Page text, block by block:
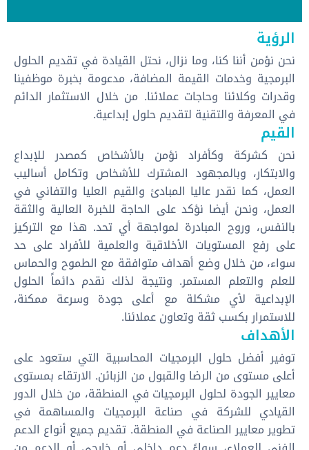
الرؤية
نحن نؤمن أننا كنا، وما نزال، نحتل القيادة في تقديم الحلول
البرمجية وخدمات القيمة المضافة، مدعومة بخبرة موظفينا
وقدرات وكلائنا وحاجات عملائنا. من خلال الاستثمار الدائم
في المعرفة والتقنية لتقديم حلول إبداعية.
القيم
نحن كشركة وكأفراد نؤمن بالأشخاص كمصدر للإبداع
والابتكار، وبالمجهود المشترك للأشخاص وتكامل أساليب
العمل، كما نقدر عاليا المبادئ والقيم العليا والتفاني في
العمل، ونحن أيضا نؤكد على الحاجة للخبرة العالية والثقة
بالنفس، وروح المبادرة لمواجهة أي تحد. هذا مع التركيز
على رفع المستويات الأخلاقية والعلمية للأفراد على حد
سواء، من خلال وضع أهداف متوافقة مع الطموح والحماس
للعلم والتعلم المستمر. ونتيجة لذلك نقدم دائماً الحلول
الإبداعية لأي مشكلة مع أعلى جودة وسرعة ممكنة،
للاستمرار بكسب ثقة وتعاون عملائنا.
الأهداف
توفير أفضل حلول البرمجيات المحاسبية التي ستعود على
أعلى مستوى من الرضا والقبول من الزبائن. الارتقاء بمستوى
معايير الجودة لحلول البرمجيات في المنطقة، من خلال الدور
القيادي للشركة في صناعة البرمجيات والمساهمة في
تطوير معايير الصناعة في المنطقة. تقديم جميع أنواع الدعم